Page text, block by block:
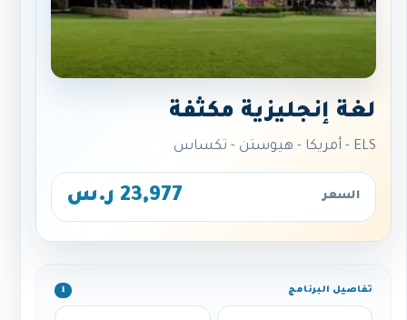
لغة إنجليزية مكثفة
ELS - أمريكا - هيوستن - تكساس
السعر 23,977 ر.س
تفاصيل البرنامج ℹ️